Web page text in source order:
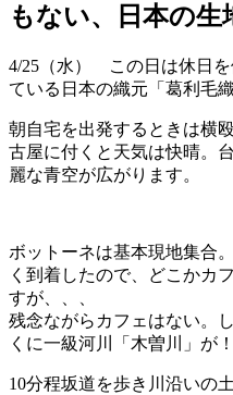
もない、日本の生
4/25（水） この日は休日を
ている日本の織元「葛利毛織
朝自宅を出発するときは横
古屋に付くと天気は快晴。
麗な青空が広がります。
ボットーネは基本現地集合
く到着したので、どこかカ
すが、、、
残念ながらカフェはない。
くに一級河川「木曽川」が！
10分程坂道を歩き川沿いの